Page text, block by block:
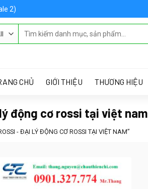
2)
CHỦ GIỚI THIỆU THƯƠNG HIỆU
động cơ rossi tại việt nam
- ĐẠI LÝ ĐỘNG CƠ ROSSI TẠI VIỆT NAM”